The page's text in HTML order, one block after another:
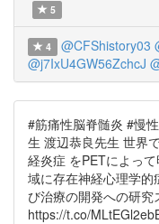
5
4 @CFShistory03
@j7IxU4GW56ZchcJ
#筋痛性脳脊髄炎 #慢
生 渡辺恭良先生 世界
経炎症 をPETによっ
域に存在神経心理学的
び治療の開発への研究
https://t.co/